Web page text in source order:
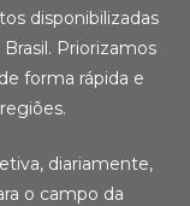
disponibilizadas
Priorizamos
forma rápida e
diariamente,
o campo da